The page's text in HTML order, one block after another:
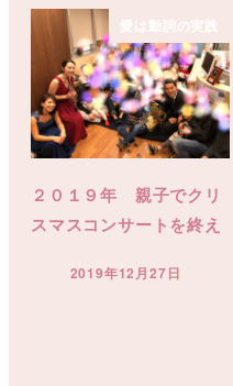
愛は動詞の実践
２０１９年 親子でクリ
スマスコンサートを終え
投稿日
2019年12月27日